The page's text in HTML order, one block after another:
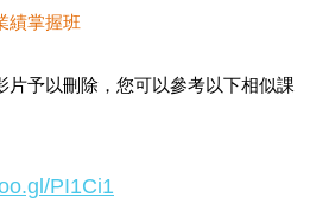
績掌握班
片予以刪除，您可以參考以下相似課
PI1Ci1